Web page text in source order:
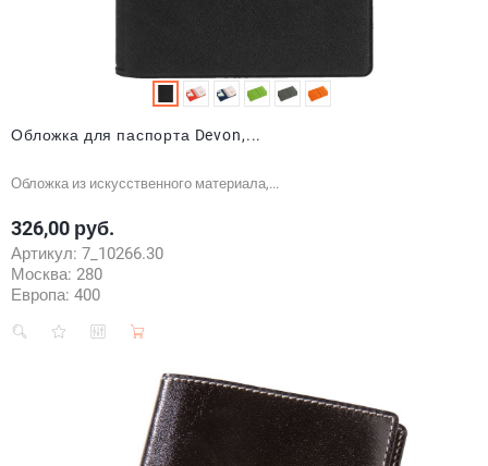
Обложка для паспорта Devon,...
Обложка из искусственного материала,...
Цена
326,00 руб.
Артикул: 7_10266.30
Москва: 280
Европа: 400